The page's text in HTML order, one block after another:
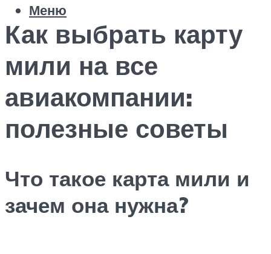
Меню
Как выбрать карту
мили на все
авиакомпании:
полезные советы
Что такое карта мили и
зачем она нужна?